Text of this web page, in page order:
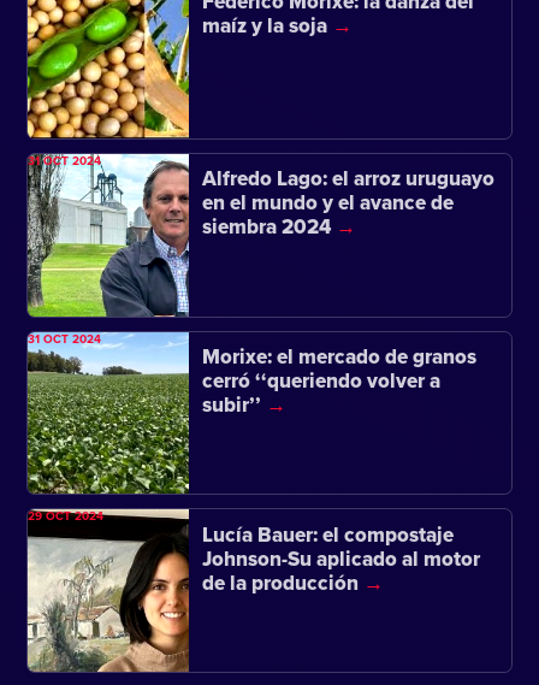
maíz y la soja
Alfredo Lago: el arroz uruguayo
en el mundo y el avance de
siembra 2024
31 OCT 2024
Morixe: el mercado de granos
cerró ‘‘queriendo volver a
subir’’
31 OCT 2024
Lucía Bauer: el compostaje
Johnson-Su aplicado al motor
de la producción
29 OCT 2024